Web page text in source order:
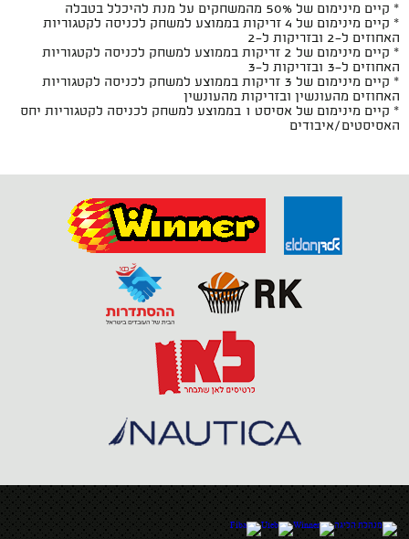
* קיים מינימום של 50% מהמשחקים על מנת להיכלל בטבלה
* קיים מינימום של 4 זריקות בממוצע למשחק לכניסה לקטגוריות
האחוזים ל-2 ובזריקות ל-2
* קיים מינימום של 2 זריקות בממוצע למשחק לכניסה לקטגוריות
האחוזים ל-3 ובזריקות ל-3
* קיים מינימום של 3 זריקות בממוצע למשחק לכניסה לקטגוריות
האחוזים מהעונשין ובזריקות מהעונשין
* קיים מינימום של אסיסט 1 בממוצע למשחק לכניסה לקטגוריות יחס
האסיסטים/איבודים